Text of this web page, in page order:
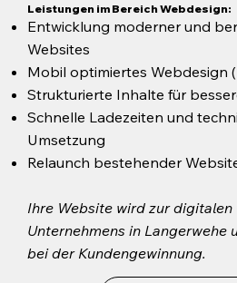
Leistungen im Bereich Webdesign:
Entwicklung moderner und
Websites
Mobil optimiertes Webdesign
Strukturierte Inhalte für
Schnelle Ladezeiten und
Umsetzung
Relaunch bestehender
Ihre Website wird zur
Unternehmens in Langerwehe
bei der Kundengewinnung.